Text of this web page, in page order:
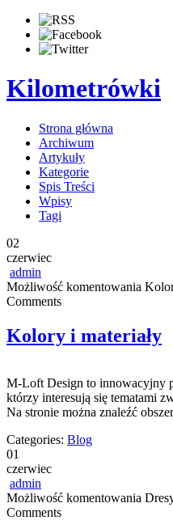
Kilometrówki
Strona główna
Archiwum
Artykuły
Kategorie
Spis Treści
Wpisy
Tagi
02
czerwiec
admin
Możliwość komentowania
Comments
Kolory i materiały
M-Loft Design to innowacyjny
którzy interesują się tematami
Na stronie można znaleźć
Categories: Blog
01
czerwiec
admin
Możliwość komentowania
Comments